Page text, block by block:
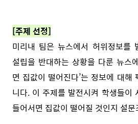
[주제 선정]
미리내 팀은 뉴스에서 허위정보를
설립을 반대하는 상황을 다룬 뉴스
면 집값이 떨어진다’는 정보에 대해
니다. 이 주제를 발전시켜 학생들이
들어서면 집값이 떨어질 것인지 설